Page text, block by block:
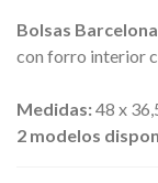
Bolsas
con forro interior
Medidas:48 x
2 modelos